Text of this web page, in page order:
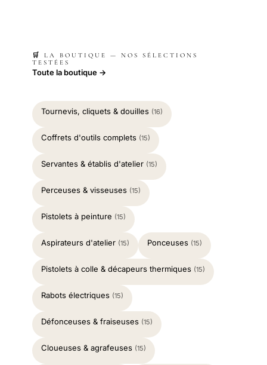
🛒 LA BOUTIQUE — NOS SÉLECTIONS
TESTÉES
Toute la boutique →
Tournevis, cliquets & douilles (16)
Coffrets d'outils complets (15)
Servantes & établis d'atelier (15)
Perceuses & visseuses (15)
Pistolets à peinture (15)
Aspirateurs d'atelier (15) Ponceuses (15)
Pistolets à colle & décapeurs thermiques (15)
Rabots électriques (15)
Défonceuses & fraiseuses (15)
Cloueuses & agrafeuses (15)